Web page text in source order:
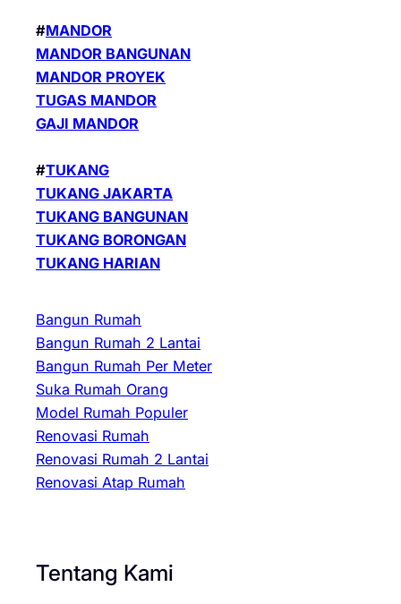
#MANDOR
MANDOR BANGUNAN
MANDOR PROYEK
TUGAS MANDOR
GAJI MANDOR
#TUKANG
TUKANG JAKARTA
TUKANG BANGUNAN
TUKANG BORONGAN
TUKANG HARIAN
Bangun Rumah
Bangun Rumah 2 Lantai
Bangun Rumah Per Meter
Suka Rumah Orang
Model Rumah Populer
Renovasi Rumah
Renovasi Rumah 2 Lantai
Renovasi Atap Rumah
Tentang Kami